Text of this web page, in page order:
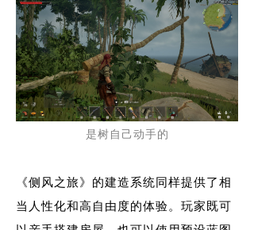
是树自己动手的
《侧风之旅》的建造系统同样提供了相
当人性化和高自由度的体验。玩家既可